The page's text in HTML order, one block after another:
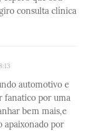
consulta clínica
automotivo e
fanatico por uma
bem mais,e
apaixonado por